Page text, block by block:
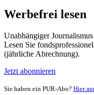
Werbefrei lesen
Unabhängiger
Lesen Sie
(jährliche Abrechnung).
Jetzt abonnieren
Sie haben ein PUR-Abo? Hier